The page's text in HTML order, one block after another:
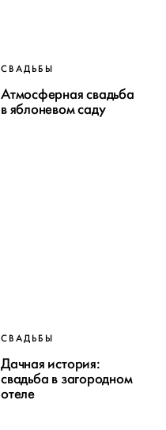
СВАДЬБЫ
Атмосферная свадьба
в яблоневом саду
СВАДЬБЫ
Дачная история:
свадьба в загородном
отеле